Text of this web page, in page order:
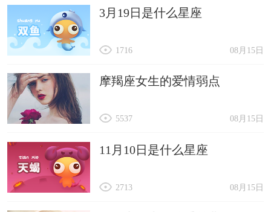
3月19日是什么星座
08月15日
1716
摩羯座女生的爱情弱点
08月15日
5537
11月10日是什么星座
08月15日
2713